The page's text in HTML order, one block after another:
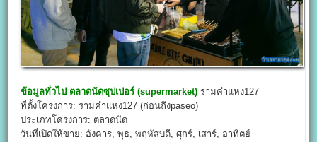
ข้อมูลทั่วไป ตลาดนัดซุปเปอร์ (supermarket) รามคำแหง127
ที่ตั้งโครงการ: รามคำแหง127 (ก่อนถึงpaseo)
ประเภทโครงการ: ตลาดนัด
วันที่เปิดให้ขาย: อังคาร, พุธ, พฤหัสบดี, ศุกร์, เสาร์, อาทิตย์